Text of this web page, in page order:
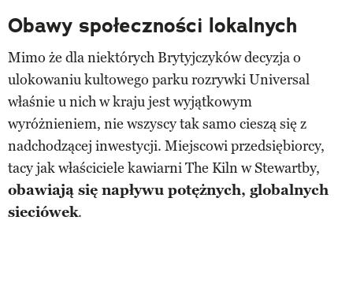
Obawy społeczności lokalnych
Mimo że dla niektórych Brytyjczyków decyzja o
ulokowaniu kultowego parku rozrywki Universal
właśnie u nich w kraju jest wyjątkowym
wyróżnieniem, nie wszyscy tak samo cieszą się z
nadchodzącej inwestycji. Miejscowi przedsiębiorcy,
tacy jak właściciele kawiarni The Kiln w Stewartby,
obawiają się napływu potężnych, globalnych
sieciówek.